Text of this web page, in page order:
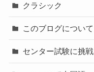
クラシック
このブログについて
センター試験に挑戦